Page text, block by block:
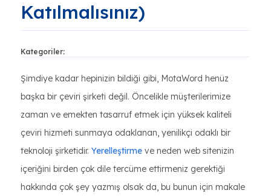
Katılmalısınız)
Kategoriler:
Şimdiye kadar hepinizin bildiği gibi, MotaWord henüz
başka bir çeviri şirketi değil. Öncelikle müşterilerimize
zaman ve emekten tasarruf etmek için yüksek kaliteli
çeviri hizmeti sunmaya odaklanan, yenilikçi odaklı bir
teknoloji şirketidir. Yerelleştirme ve neden web sitenizin
içeriğini birden çok dile tercüme ettirmeniz gerektiği
hakkında çok şey yazmış olsak da, bu bunun için makale